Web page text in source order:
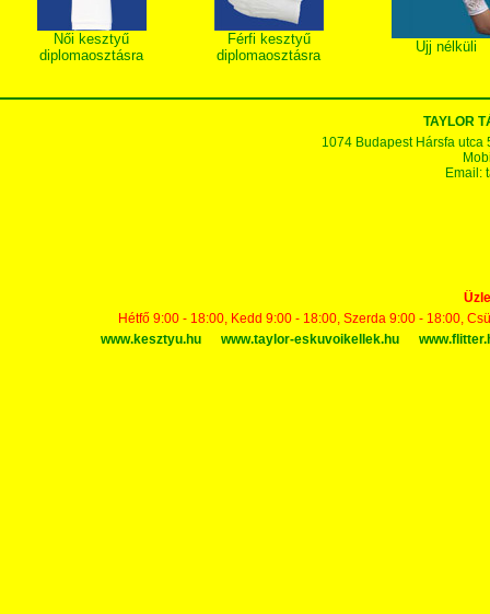
Női kesztyű
diplomaosztásra
Férfi kesztyű
diplomaosztásra
Ujj nélküli
TAYLOR
1074 Budapest Hársfa utca
Email:
Hétfő 9:00 - 18:00, Kedd 9:00 - 18:00, Szerda 9:00 - 18:00,
www.kesztyu.hu
www.taylor-eskuvoikellek.hu